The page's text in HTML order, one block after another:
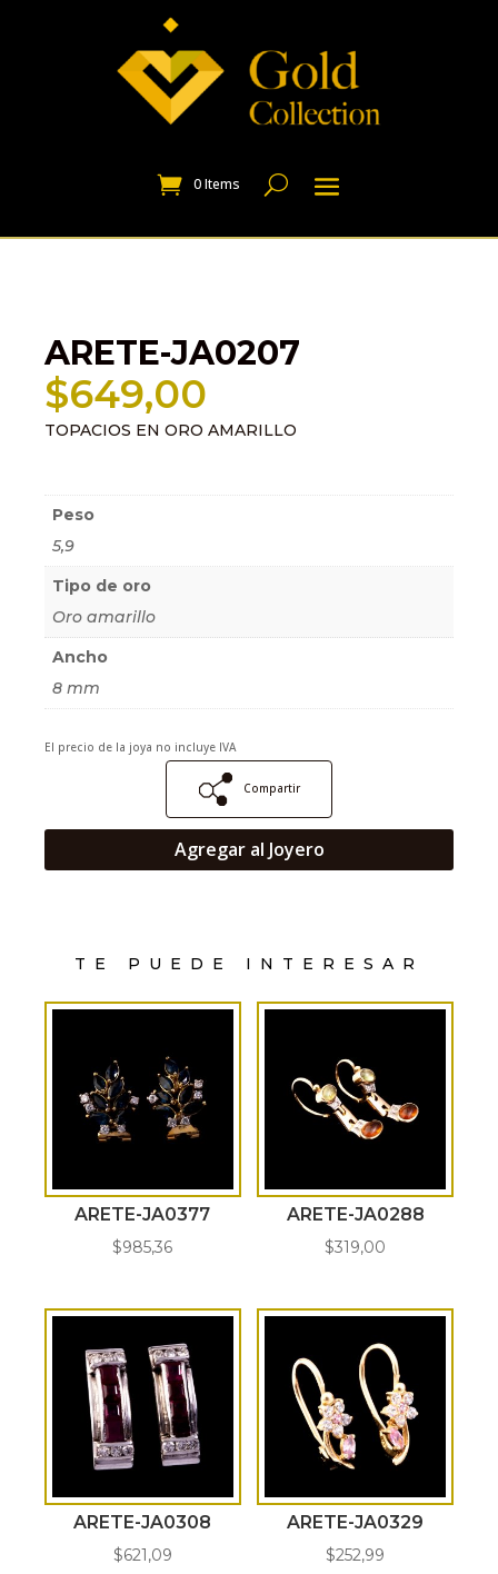
0 Items
ARETE-JA0207
$649,00
TOPACIOS EN ORO AMARILLO
Peso
5,9
Tipo de oro
Oro amarillo
Ancho
8 mm
El precio de la joya no incluye IVA
Compartir
Agregar al Joyero
TE PUEDE INTERESAR
ARETE-JA0377
$985,36
ARETE-JA0288
$319,00
ARETE-JA0308
$621,09
ARETE-JA0329
$252,99